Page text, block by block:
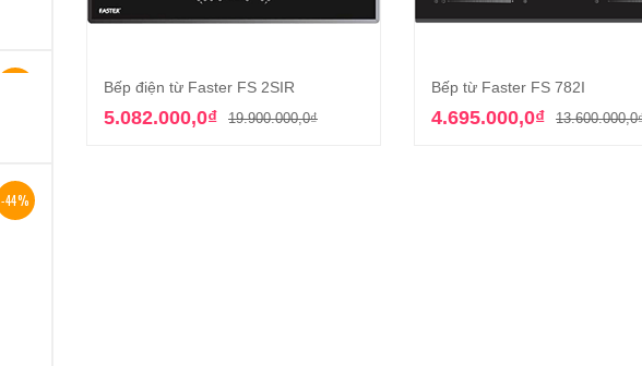
Thêm vào giỏ hàng
Bếp điện từ Faster FS 2SIR
19.900.000,0₫Giá
5.082.000,0₫
Giá
Thêm vào giỏ hàng
Bếp từ Faster FS 782I
13.600.000,0
4.695.000,0₫
-44%